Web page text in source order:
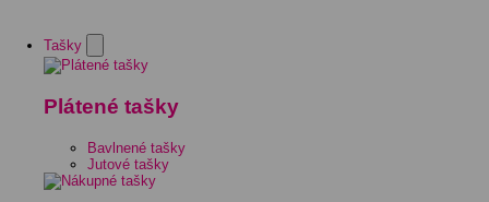
Tašky
Plátené tašky
Bavlnené tašky
Jutové tašky